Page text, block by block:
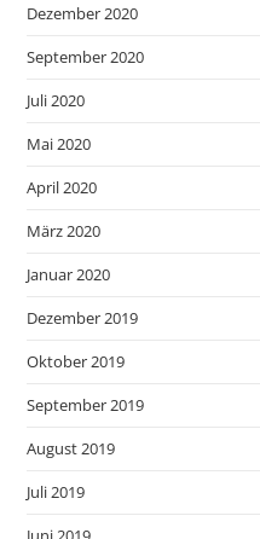
Dezember 2020
September 2020
Juli 2020
Mai 2020
April 2020
März 2020
Januar 2020
Dezember 2019
Oktober 2019
September 2019
August 2019
Juli 2019